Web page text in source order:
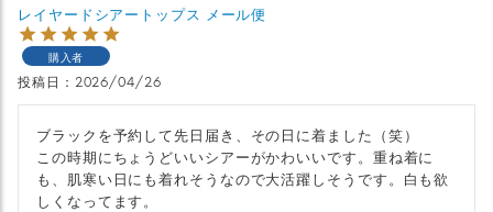
レイヤードシアートップス メール便
購入者
投稿日 2026/04/26
ブラックを予約して先日届き、その日に着ました（笑）
この時期にちょうどいいシアーがかわいいです。重ね着に
も、肌寒い日にも着れそうなので大活躍しそうです。白も欲
しくなってます。